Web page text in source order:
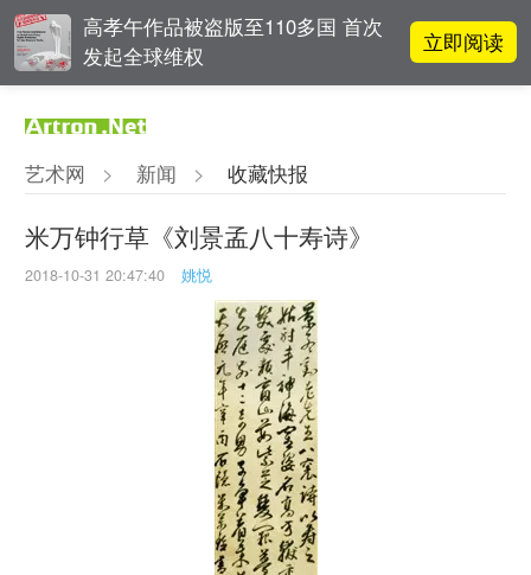
高孝午作品被盗版至110多国 首次
发起全球维权
立即阅读
破界与归真
张瀚文：以物质媒介具象化精神世
界
OCAT上海馆：参与构建上海艺术生
艺术网 > 新闻 > 收藏快报
米万钟行草《刘景孟八十寿诗》
2018-10-31 20:47:40 姚悦